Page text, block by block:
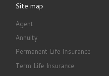
Site map
Agent
Annuity
Permanent Life Insurance
Term Life Insurance